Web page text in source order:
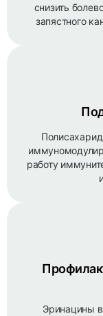
снизить
запястного
работу
Эринацины